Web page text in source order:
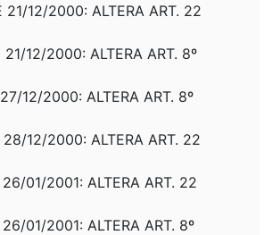
21/12/2000: ALTERA ART. 22
21/12/2000: ALTERA ART. 8º
12/2000: ALTERA ART. 8º
28/12/2000: ALTERA ART. 22
01/2001: ALTERA ART. 22
01/2001: ALTERA ART. 8º